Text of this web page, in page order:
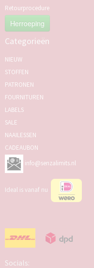
Retourprocedure
Herroeping
Categorieën
NIEUW
STOFFEN
PATRONEN
FOURNITUREN
LABELS
SALE
NAAILESSEN
CADEAUBON
info@senzalimits.nl
Ideal is vanaf nu
Socials: